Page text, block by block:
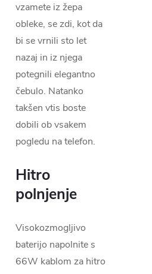
vzamete iz žepa
obleke, se zdi, kot da
bi se vrnili sto let
nazaj in iz njega
potegnili elegantno
čebulo. Natanko
takšen vtis boste
dobili ob vsakem
pogledu na telefon.
Hitro
polnjenje
Visokozmogljivo
baterijo napolnite s
66W kablom za hitro